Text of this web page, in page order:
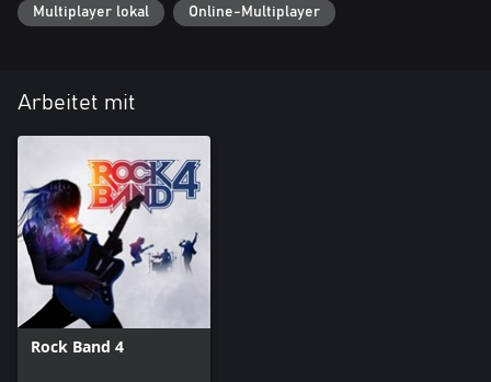
Multiplayer lokal Online-Multiplayer
Arbeitet mit
Rock Band 4